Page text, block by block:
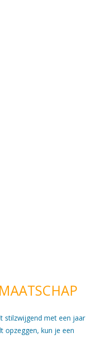
stilzwijgend met een jaar
opzeggen, kun je een